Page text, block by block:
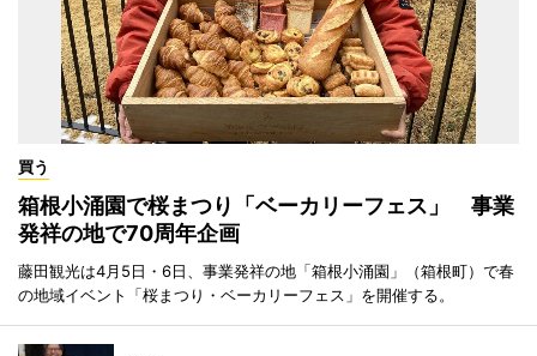
買う
箱根小涌園で桜まつり「ベーカリーフェス」 事業
発祥の地で70周年企画
藤田観光は4月5日・6日、事業発祥の地「箱根小涌園」（箱根町）で春
の地域イベント「桜まつり・ベーカリーフェス」を開催する。